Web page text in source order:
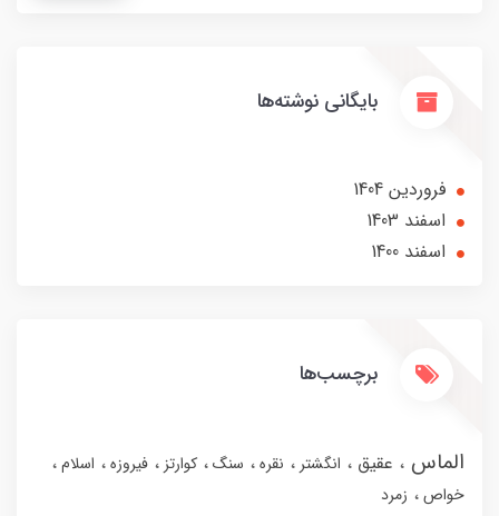
بایگانی نوشته‌ها
فروردین 1404
اسفند 1403
اسفند 1400
برچسب‌ها
الماس عقیق انگشتر نقره سنگ کوارتز فیروزه
اسلام
خواص
زمرد